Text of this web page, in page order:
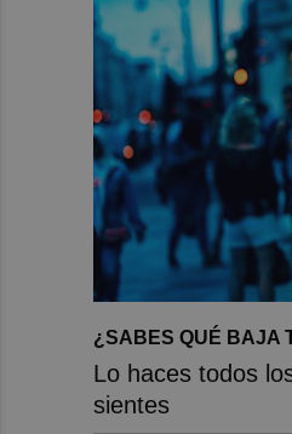
¿SABES QUÉ BAJA
Lo haces todos
sientes